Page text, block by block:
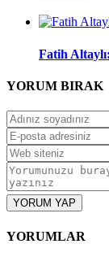
Fatih
YORUM BIRAK
YORUM YAP
YORUMLAR